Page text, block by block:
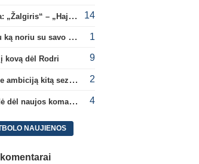
Konferencijų lyga: „Žalgiris“ – „Hajduk“ (rungtynės tiesiogiai) 14
B. Mendy: „Darau ką noriu su savo pasaulio čempionato titulu“ 1
kovą dėl Rodri 9
M. Arteta: „Turime ambiciją kitą sezoną kovoti dėl visų titulų“ 2
Rodri apsisprendė dėl naujos komandos 4
NAUJIENOS